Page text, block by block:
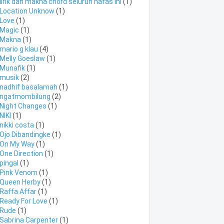
Location Unknow (1)
Love (1)
Magic (1)
Makna (1)
mario g klau (4)
Melly Goeslaw (1)
Munafik (1)
musik (2)
nadhif basalamah (1)
ngatmombilung (2)
Night Changes (1)
NIKI (1)
nikki costa (1)
Ojo Dibandingke (1)
On My Way (1)
One Direction (1)
pingal (1)
Pink Venom (1)
Queen Herby (1)
Raffa Affar (1)
Ready For Love (1)
Rude (1)
Sabrina Carpenter (1)